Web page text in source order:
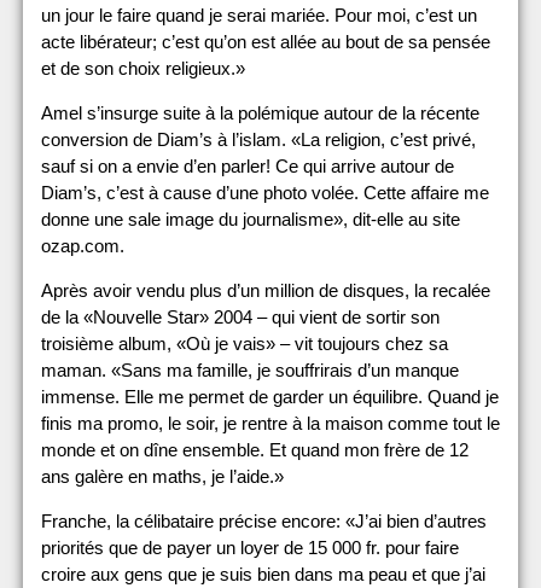
un jour le faire quand je serai mariée. Pour moi, c’est un
acte libérateur; c’est qu’on est allée au bout de sa pensée
et de son choix religieux.»
Amel s’insurge suite à la polémique autour de la récente
conversion de Diam’s à l’islam. «La religion, c’est privé,
sauf si on a envie d’en parler! Ce qui arrive autour de
Diam’s, c’est à cause d’une photo volée. Cette affaire me
donne une sale image du journalisme», dit-elle au site
ozap.com.
Après avoir vendu plus d’un million de disques, la recalée
de la «Nouvelle Star» 2004 – qui vient de sortir son
troisième album, «Où je vais» – vit toujours chez sa
maman. «Sans ma famille, je souffrirais d’un manque
immense. Elle me permet de garder un équilibre. Quand je
finis ma promo, le soir, je rentre à la maison comme tout le
monde et on dîne ensemble. Et quand mon frère de 12
ans galère en maths, je l’aide.»
Franche, la célibataire précise encore: «J’ai bien d’autres
priorités que de payer un loyer de 15 000 fr. pour faire
croire aux gens que je suis bien dans ma peau et que j’ai